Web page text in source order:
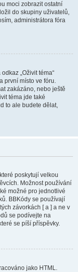
moci zobrazit ostatní
do skupiny uživatelů,
administrátora fóra
„Oživit téma“
první místo ve fóru.
zakázáno, nebo ještě
téma jde také
to ale budete dělat,
poskytují velkou
Možnost používání
možné pro jednotlivé
BBKódy se používají
závorkách [ a ] a ne v
se podívejte na
se píší příspěvky.
jako HTML.